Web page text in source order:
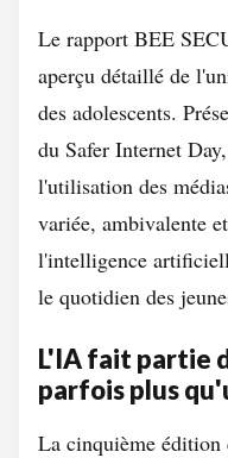
Le rapport BEE
aperçu détaillé de
des adolescents.
du Safer Internet
l'utilisation des
variée, ambivalente
l'intelligence
le quotidien des
L'IA fait partie
parfois plus
La cinquième